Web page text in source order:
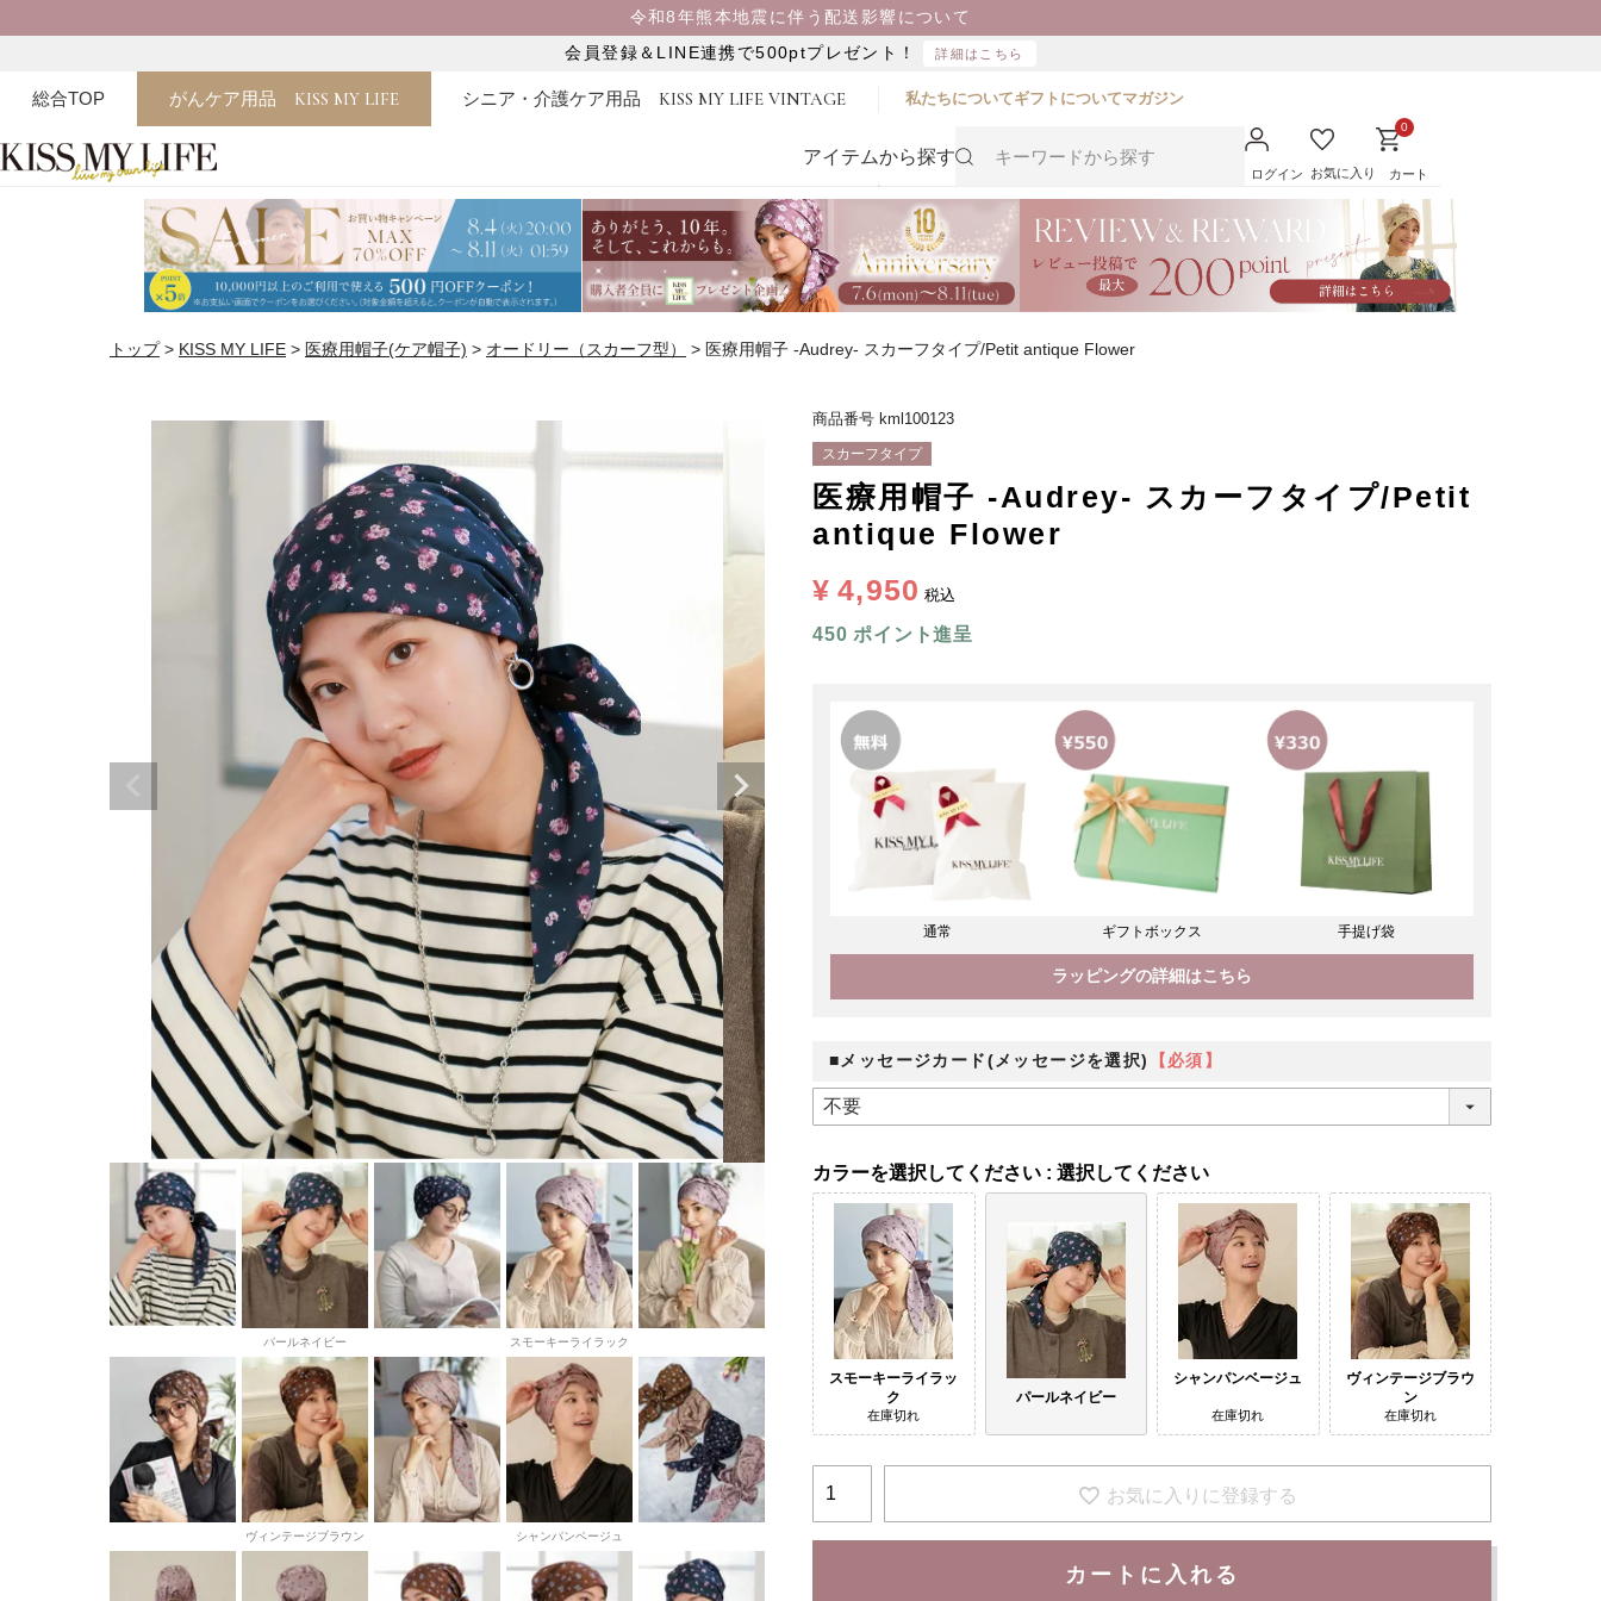
令和8年熊本地震に伴う配送影響について
会員登録＆LINE連携で500ptプレゼント！
詳細はこちら
総合TOP がんケア用品 KISS MY LIFE シニア・介護ケア用品 KISS MY LIFE VINTAGE 私たちについてギフトについてマガジン
アイテムから探す
ログイン お気に入り
0
カート
トップ KISS MY LIFE 医療用帽子(ケア帽子) オードリー（スカーフ型） 医療用帽子 -Audrey- スカーフタイプ/Petit antique Flower
パールネイビー スモーキーライラック
ヴィンテージブラウン シャンパンベージュ
商品番号 kml100123
スカーフタイプ
医療用帽子 -Audrey- スカーフタイプ/Petit
antique Flower
¥ 4,950 税込
450 ポイント進呈
通常 ギフトボックス 手提げ袋
ラッピングの詳細はこちら
■メッセージカード(メッセージを選択) 【必須】
カラー 選択してください
スモーキーライラッ
ク
在庫切れ
パールネイビー
シャンパンベージュ
在庫切れ
ヴィンテージブラウ
ン
在庫切れ
お気に入りに登録する
カートに入れる